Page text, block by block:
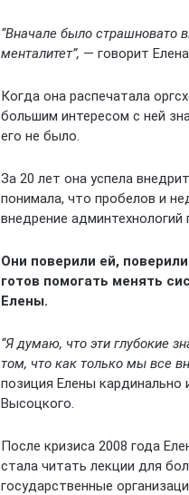
“Вначале было страшновато
менталитет”, — говорит
Когда она распечатала
большим интересом с ней
его не было.
За 20 лет она успела
понимала, что пробелов и
внедрение
Они поверили ей,
готов помогать менять
Елены.
“Я думаю, что эти глубокие
том, что как только мы все
позиция Елены
Высоцкого.
После кризиса 2008 года
стала читать лекции для
государственные